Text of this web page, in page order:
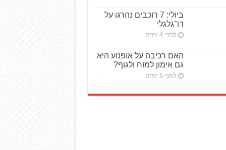
ביולי: 7 רוכבים נהרגו על
דו־גלגלי
לפני 4 ימים
האם רכיבה על אופנוע היא
גם אימון למוח ולגוף?
לפני 5 ימים